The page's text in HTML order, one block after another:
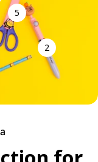
2
5